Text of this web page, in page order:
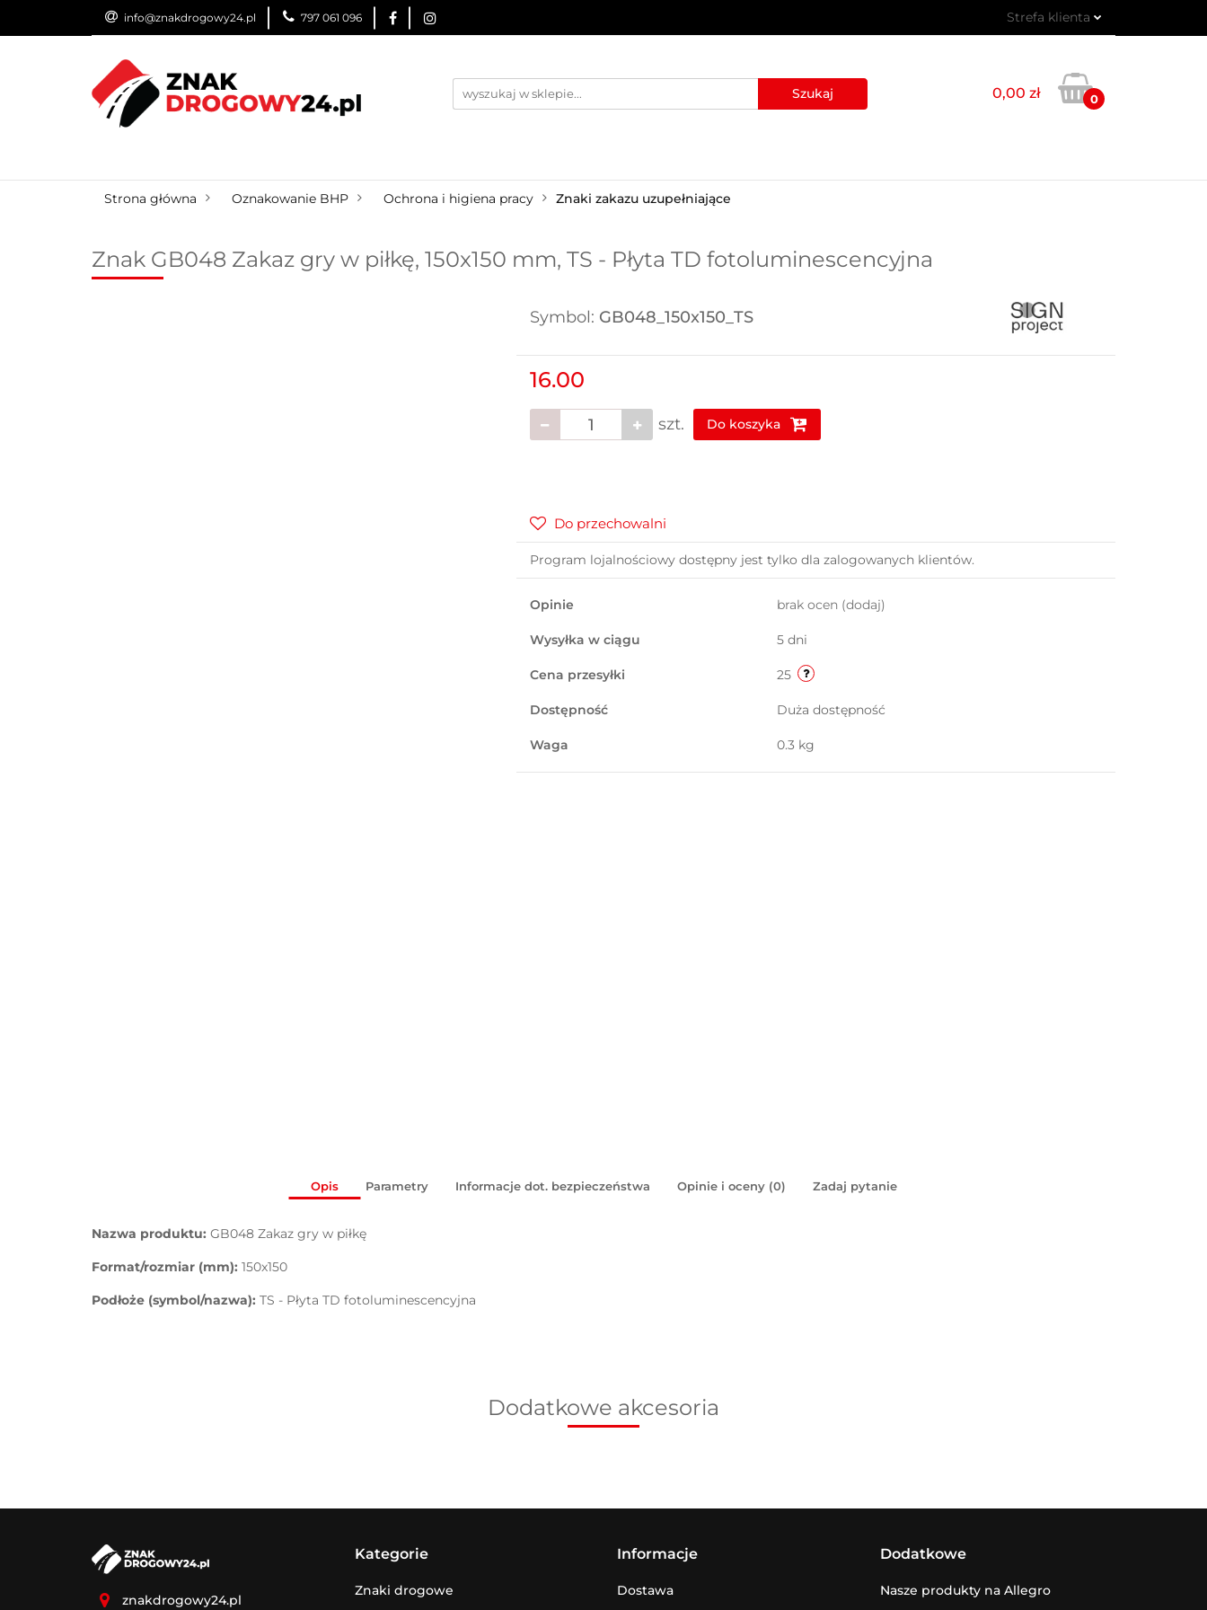
info@znakdrogowy24.pl 797 061 096 Strefa klienta
Zarejestruj się
Dodaj zgłoszenie
0,00 zł 0
ZNAKI DROGOWE URZĄDZENIA BRD
Strona główna Oznakowanie BHP Ochrona i higiena pracy Znaki zakazu uzupełniające
Znak GB048 Zakaz gry w piłkę, 150x150 mm, TS - Płyta TD fotoluminescencyjna
Symbol: GB048_150x150_TS
16.00
szt. Do koszyka
Do przechowalni
Program lojalnościowy dostępny jest tylko dla zalogowanych klientów.
Opinie brak ocen (dodaj)
Wysyłka w ciągu 5 dni
Cena przesyłki 25
Dostępność Duża dostępność
Waga 0.3 kg
Opis Parametry Informacje dot. bezpieczeństwa Opinie i oceny (0) Zadaj pytanie
Nazwa produktu: GB048 Zakaz gry w piłkę
Format/rozmiar (mm): 150x150
Podłoże (symbol/nazwa): TS - Płyta TD fotoluminescencyjna
Dodatkowe akcesoria
znakdrogowy24.pl
Kategorie
Znaki drogowe
Informacje
Dostawa
Dodatkowe
Nasze produkty na Allegro